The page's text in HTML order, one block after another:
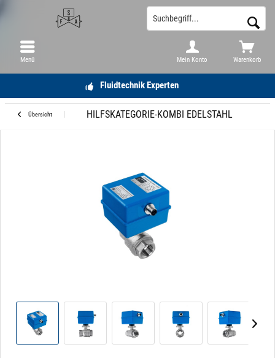
Fluidtechnik Experten
Warenkorb
Mein Konto
Menü
Übersicht HILFSKATEGORIE-KOMBI EDELSTAHL